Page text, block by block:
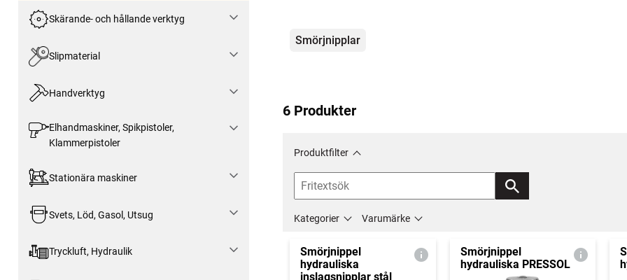
Skärande- och hållande verktyg
Slipmaterial
Handverktyg
Elhandmaskiner, Spikpistoler,
Klammerpistoler
Stationära maskiner
Svets, Löd, Gasol, Utsug
Tryckluft, Hydraulik
Kategorier
Smörjnipplar
6 Produkter
Produktfilter
Kategorier Varumärke
Smörjnippel
hydrauliska
inslagsnipplar stål
Smörjnippel
hydrauliska PRESSOL